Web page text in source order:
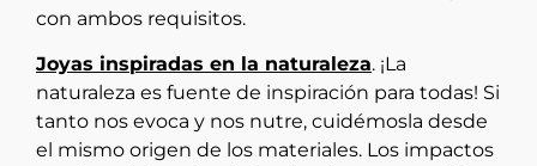
con ambos requisitos.
Joyas inspiradas en la naturaleza. ¡La
naturaleza es fuente de inspiración para todas! Si
tanto nos evoca y nos nutre, cuidémosla desde
el mismo origen de los materiales. Los impactos